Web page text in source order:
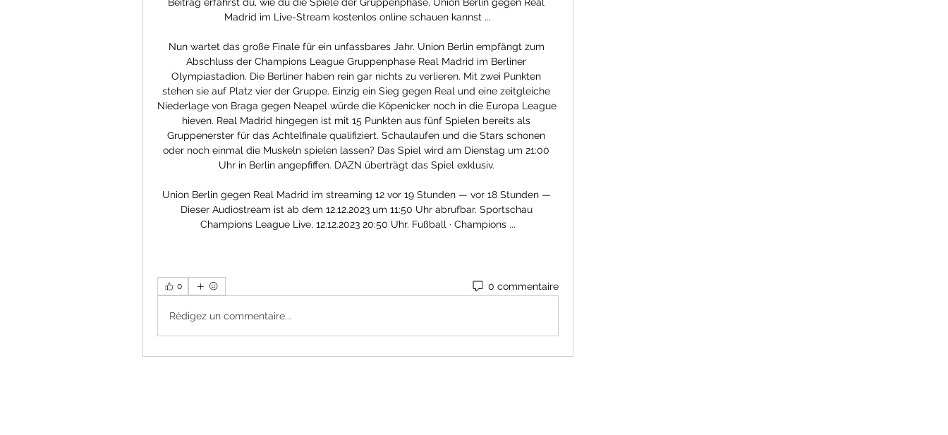
Beitrag erfährst du, wie du die Spiele der Gruppenphase, Union Berlin gegen Real
Madrid im Live-Stream kostenlos online schauen kannst ...
Nun wartet das große Finale für ein unfassbares Jahr. Union Berlin empfängt zum
Abschluss der Champions League Gruppenphase Real Madrid im Berliner
Olympiastadion. Die Berliner haben rein gar nichts zu verlieren. Mit zwei Punkten
stehen sie auf Platz vier der Gruppe. Einzig ein Sieg gegen Real und eine zeitgleiche
Niederlage von Braga gegen Neapel würde die Köpenicker noch in die Europa League
hieven. Real Madrid hingegen ist mit 15 Punkten aus fünf Spielen bereits als
Gruppenerster für das Achtelfinale qualifiziert. Schaulaufen und die Stars schonen
oder noch einmal die Muskeln spielen lassen? Das Spiel wird am Dienstag um 21:00
Uhr in Berlin angepfiffen. DAZN überträgt das Spiel exklusiv.
Union Berlin gegen Real Madrid im streaming 12 vor 19 Stunden — vor 18 Stunden —
Dieser Audiostream ist ab dem 12.12.2023 um 11:50 Uhr abrufbar. Sportschau
Champions League Live, 12.12.2023 20:50 Uhr. Fußball · Champions ...
0 0 commentaire
Rédigez un commentaire...